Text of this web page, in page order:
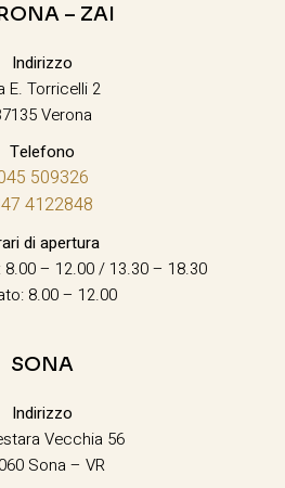
– ZAI
Indirizzo
E. Torricelli 2
Verona
Telefono
509326
4122848
di apertura
8.00 – 12.00 / 13.30 – 18.30
8.00 – 12.00
SONA
Indirizzo
Vecchia 56
Sona – VR